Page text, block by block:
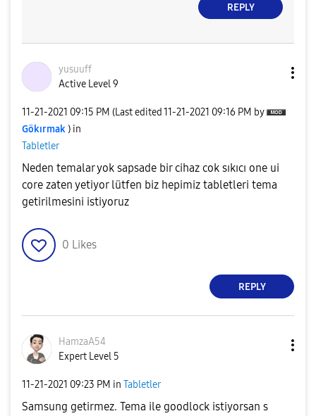
REPLY
yusuuff
Active Level 9
‎11-21-2021 09:15 PM (Last edited ‎11-21-2021 09:16 PM by
Gökırmak ) in
Tabletler
Neden temalar yok sapsade bir cihaz cok sıkıcı one ui
core zaten yetiyor lütfen biz hepimiz tabletleri tema
getirilmesini istiyoruz
0 Likes
REPLY
HamzaA54
Expert Level 5
‎11-21-2021 09:23 PM in Tabletler
Samsung getirmez. Tema ile goodlock istiyorsan s